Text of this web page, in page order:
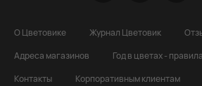
О Цветовике Журнал Цветовик
Адреса магазинов
Год в цветах -
Контакты
Корпоративным клиентам